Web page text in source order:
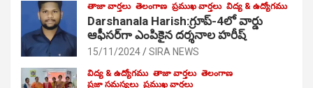
తాజా వార్తలు తెలంగాణ ప్రముఖ వార్తలు విద్య & ఉద్యోగము
Darshanala Harish:గ్రూప్-4లో వార్డు
ఆఫీసర్‌గా ఎంపికైన దర్శనాల హరీష్
15/11/2024 SIRA NEWS
విద్య & ఉద్యోగము తాజా వార్తలు తెలంగాణ
ప్రజా సమస్యలు ప్రముఖ వార్తలు